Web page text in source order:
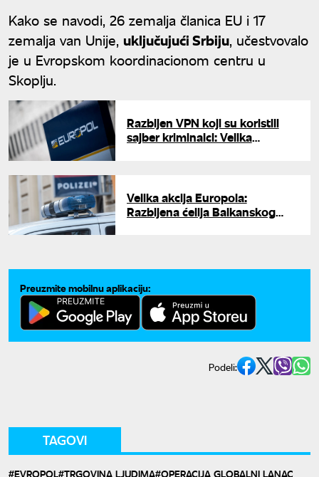
Kako se navodi, 26 zemalja članica EU i 17
zemalja van Unije, uključujući Srbiju, učestvovalo
je u Evropskom koordinacionom centru u
Skoplju.
Razbijen VPN koji su koristili
sajber kriminalci: Velika
Velika akcija Europola:
Razbijena ćelija Balkanskog
Preuzmite mobilnu aplikaciju:
Podeli:
TAGOVI
EVROPOL TRGOVINA LJUDIMA OPERACIJA GLOBALNI LANAC